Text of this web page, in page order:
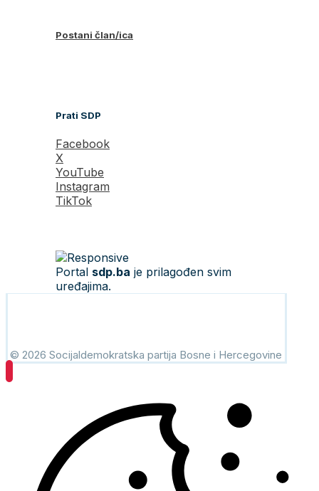
Postani član/ica
Prati SDP
Facebook
X
YouTube
Instagram
TikTok
Portal sdp.ba je prilagođen svim
uređajima.
© 2026 Socijaldemokratska partija Bosne i Hercegovine